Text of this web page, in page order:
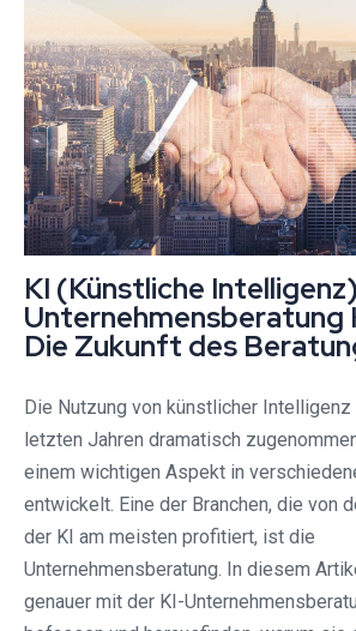
KI (Künstliche Intelligenz)
Unternehmensberatung
Die Zukunft des
Die Nutzung von künstlicher Intelligenz
letzten Jahren dramatisch
einem wichtigen Aspekt in
entwickelt. Eine der Branchen, die von
der KI am meisten profitiert, ist die
Unternehmensberatung. In diesem
genauer mit der KI-